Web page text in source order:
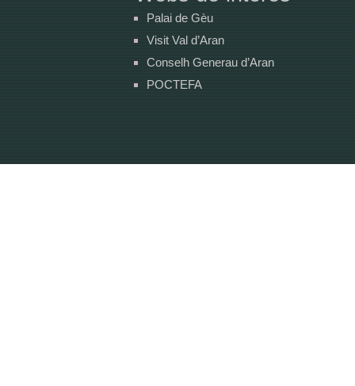
Palai de Gèu
Visit Val d’Aran
Conselh Generau d’Aran
POCTEFA